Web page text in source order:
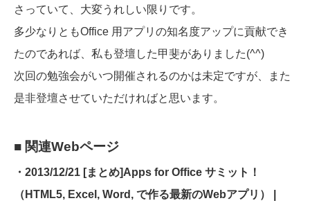
さっていて、大変うれしい限りです。
多少なりともOffice 用アプリの知名度アップに貢献でき
たのであれば、私も登壇した甲斐がありました(^^)
次回の勉強会がいつ開催されるのかは未定ですが、また
是非登壇させていただければと思います。
■ 関連Webページ
・2013/12/21 [まとめ]Apps for Office サミット！
（HTML5, Excel, Word, で作る最新のWebアプリ） |